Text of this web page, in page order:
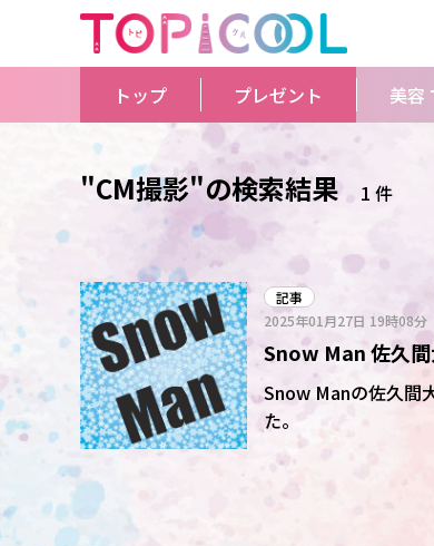
トップ プレゼント 美容
"CM撮影"の検索結果
1 件
記事
2025年01月27日 19時08分
Snow Man 佐久
ファンの反応上々
Snow Manの佐久間
た。